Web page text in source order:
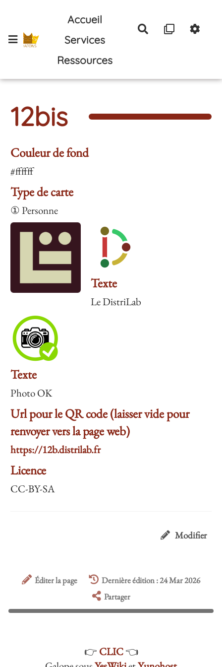
Aller au contenu principal
Accueil
Services
Ressources
Rechercher
12bis
Couleur de fond
#ffffff
Type de carte
① Personne
Texte
Le DistriLab
Texte
Photo OK
Url pour le QR code (laisser vide pour
renvoyer vers la page web)
https://12b.distrilab.fr
Licence
CC-BY-SA
Modifier
Éditer la page
Dernière édition : 24 Mar 2026
Partager
👉 CLIC👈